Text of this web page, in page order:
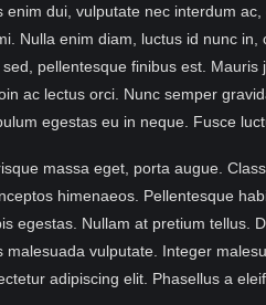
dui, vulputate nec interdum
Nulla enim diam, luctus id nunc in,
pellentesque finibus est. Mauris
ac lectus orci. Nunc semper
egestas eu in neque. Fusce
massa eget, porta augue.
himenaeos. Pellentesque
egestas. Nullam at pretium tellus.
vulputate. Integer
adipiscing elit. Phasellus a